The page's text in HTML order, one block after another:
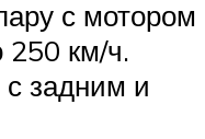
с мотором
250 км/ч.
задним и